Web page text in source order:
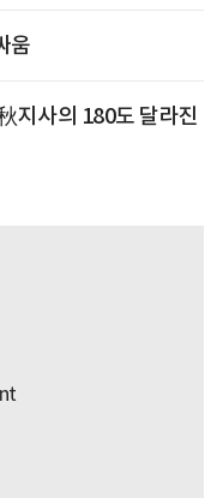
움
지사의 180도 달라진